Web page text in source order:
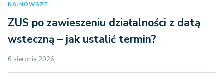
NAJNOWSZE
ZUS po zawieszeniu działalności z datą
wsteczną – jak ustalić termin?
6 sierpnia 2026